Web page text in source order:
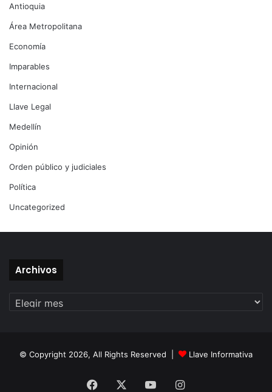
Antioquia
Área Metropolitana
Economía
Imparables
Internacional
Llave Legal
Medellín
Opinión
Orden público y judiciales
Política
Uncategorized
Archivos
© Copyright 2026, All Rights Reserved | Llave Informativa
Facebook YouTubeInstagram